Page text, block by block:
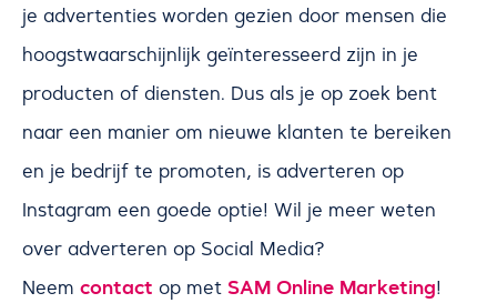
je advertenties worden gezien door mensen die
hoogstwaarschijnlijk geïnteresseerd zijn in je
producten of diensten. Dus als je op zoek bent
naar een manier om nieuwe klanten te bereiken
en je bedrijf te promoten, is adverteren op
Instagram een goede optie! Wil je meer weten
over adverteren op Social Media?
Neem contact op met SAM Online Marketing!